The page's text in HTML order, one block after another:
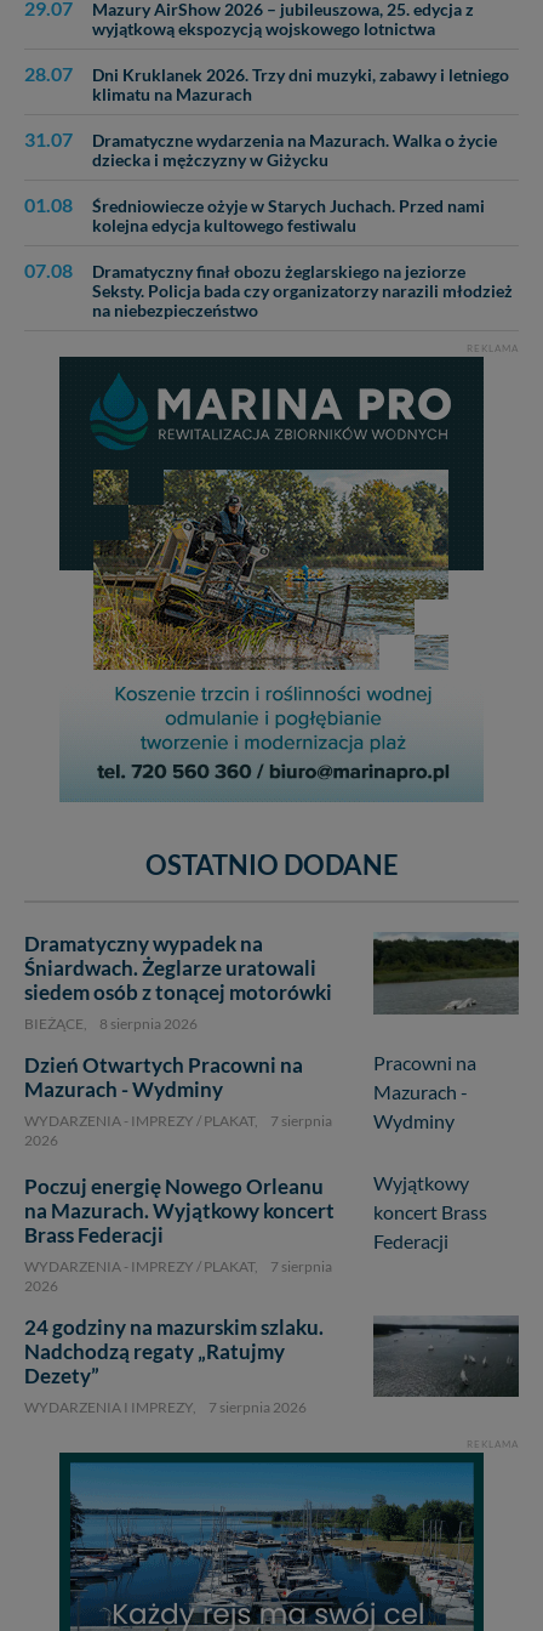
29.07
Mazury AirShow 2026 – jubileuszowa, 25. edycja z
wyjątkową ekspozycją wojskowego lotnictwa
28.07
Dni Kruklanek 2026. Trzy dni muzyki, zabawy i letniego
klimatu na Mazurach
31.07
Dramatyczne wydarzenia na Mazurach. Walka o życie
dziecka i mężczyzny w Giżycku
01.08
Średniowiecze ożyje w Starych Juchach. Przed nami
kolejna edycja kultowego festiwalu
07.08
Dramatyczny finał obozu żeglarskiego na jeziorze
Seksty. Policja bada czy organizatorzy narazili młodzież
na niebezpieczeństwo
REKLAMA
OSTATNIO DODANE
Dramatyczny wypadek na
Śniardwach. Żeglarze uratowali
siedem osób z tonącej motorówki
BIEŻĄCE, 8 sierpnia 2026
Dzień Otwartych Pracowni na
Mazurach - Wydminy
WYDARZENIA - IMPREZY / PLAKAT,
7 sierpnia
2026
Poczuj energię Nowego Orleanu
na Mazurach. Wyjątkowy koncert
Brass Federacji
WYDARZENIA - IMPREZY / PLAKAT,
7 sierpnia
2026
24 godziny na mazurskim szlaku.
Nadchodzą regaty „Ratujmy
Dezety”
WYDARZENIA I IMPREZY, 7 sierpnia 2026
REKLAMA
Dziękujemy, i życzmy miłego odkrywania Mazur na